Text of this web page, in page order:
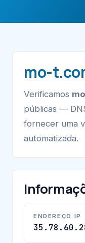
mo-
Verificamos
públicas —
fornecer uma
automatizada.
ENDEREÇO IP